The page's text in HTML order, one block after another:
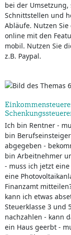
bei der
Schnittstellen und
Abläufe. Nutzen Sie
online mit den
mobil. Nutzen Sie
z.B. Paypal.
Ich bin Rentner -
bin
abgegeben -
bin Arbeitnehmer
- muss ich jetzt
eine
Finanzamt
kann ich etwas
Steuerklasse 3 und
nachzahlen - kann
ein Haus geerbt -